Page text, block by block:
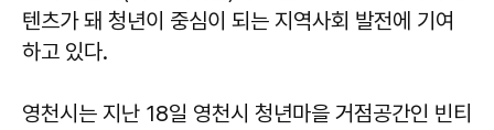
텐츠가 돼 청년이 중심이 되는 지역사회 발전에 기여
하고 있다.
영천시는 지난 18일 영천시 청년마을 거점공간인 빈티